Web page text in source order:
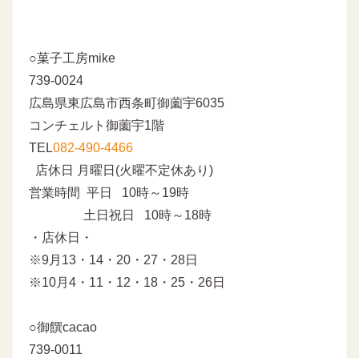
○菓子工房mike
739-0024
広島県東広島市西条町御薗宇6035
コンチェルト御薗宇1階
TEL082-490-4466
店休日 月曜日(火曜不定休あり)
営業時間 平日 10時～19時
土日祝日 10時～18時
・店休日・
※9月13・14・20・27・28日
※10月4・11・12・18・25・26日
○御饌cacao
739-0011